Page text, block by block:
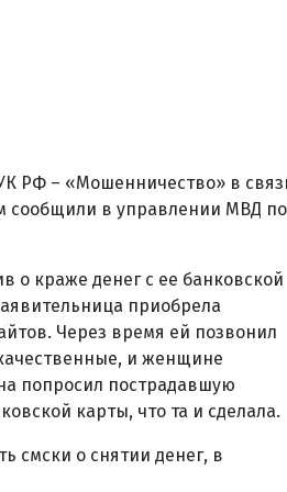
РФ – «Мошенничество» в
сообщили в управлении МВД по
о краже денег с ее банковской
приобрела
Через время ей позвонил
и женщине
попросил пострадавшую
карты, что та и сделала.
смски о снятии денег, в